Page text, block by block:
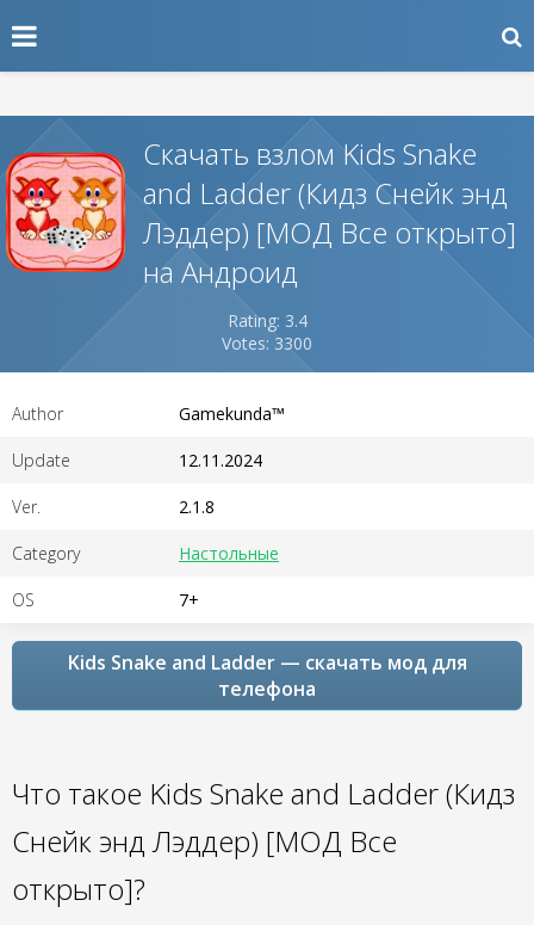
Скачать взлом Kids Snake
and Ladder (Кидз Снейк энд
Лэддер) [МОД Все открыто]
на Андроид
Rating: 3.4
Votes: 3300
Author Gamekunda™
Update 12.11.2024
Ver. 2.1.8
Category Настольные
OS 7+
Kids Snake and Ladder — скачать мод для
телефона
Что такое Kids Snake and Ladder (Кидз
Снейк энд Лэддер) [МОД Все
открыто]?